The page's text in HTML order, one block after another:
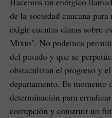
de la sociedad caucana
exigir cuentas claras sobre
Mixto". No podemos
del pasado y que se
obstaculizan el progreso y
departamento. Es momento
determinación para
corrupción y construir un